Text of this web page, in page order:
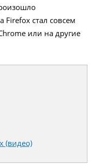
Firefox стал совсем
или на другие
(видео)